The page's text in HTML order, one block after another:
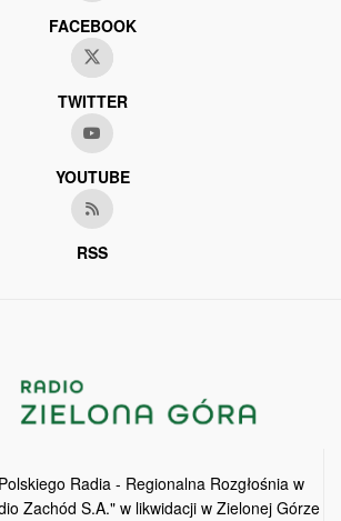
FACEBOOK
TWITTER
YOUTUBE
RSS
Radia - Regionalna Rozgłośnia w
Zachód S.A." w likwidacji w Zielonej Górze